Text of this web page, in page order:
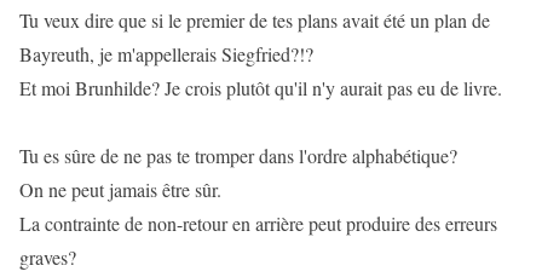
Tu veux dire que si le premier de tes plans avait été un plan de
Bayreuth, je m'appellerais Siegfried?!?
Et moi Brunhilde? Je crois plutôt qu'il n'y aurait pas eu de livre.
Tu es sûre de ne pas te tromper dans l'ordre alphabétique?
On ne peut jamais être sûr.
La contrainte de non-retour en arrière peut produire des erreurs
graves?